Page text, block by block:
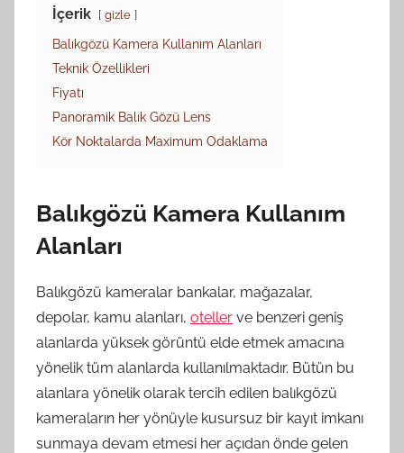
İçerik gizle
Balıkgözü Kamera Kullanım Alanları
Teknik Özellikleri
Fiyatı
Panoramik Balık Gözü Lens
Kör Noktalarda Maximum Odaklama
Balıkgözü Kamera Kullanım
Alanları
Balıkgözü kameralar bankalar, mağazalar,
depolar, kamu alanları, oteller ve benzeri geniş
alanlarda yüksek görüntü elde etmek amacına
yönelik tüm alanlarda kullanılmaktadır. Bütün bu
alanlara yönelik olarak tercih edilen balıkgözü
kameraların her yönüyle kusursuz bir kayıt imkanı
sunmaya devam etmesi her açıdan önde gelen